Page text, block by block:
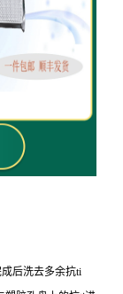
后洗去多余抗ti